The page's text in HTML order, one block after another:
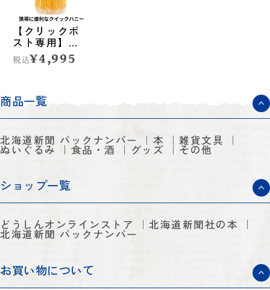
【クリックポ
スト専用】
BeeDoクイッ
クハニー 3種
百花蜜）セッ
ト◆旭川市
税込¥4,995
商品一覧
北海道新聞 バックナンバー 本 雑貨文具
ぬいぐるみ 食品・酒 グッズ その他
ショップ一覧
どうしんオンラインストア 北海道新聞社の本
北海道新聞 バックナンバー
お買い物について